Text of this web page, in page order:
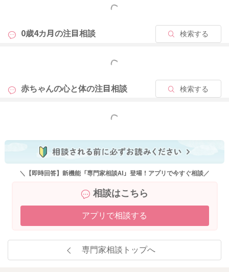
もっと見る
0歳4カ月の注目相談 検索する
もっと見る
赤ちゃんの心と体の注目相談 検索する
もっと見る
＼【即時回答】新機能「専門家相談AI」登場！アプリで今すぐ相談／
相談はこちら
アプリで相談する
専門家相談トップへ